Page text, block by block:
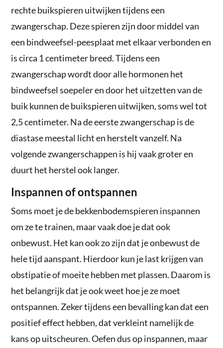
rechte buikspieren uitwijken tijdens een
zwangerschap. Deze spieren zijn door middel van
een bindweefsel-peesplaat met elkaar verbonden en
is circa 1 centimeter breed. Tijdens een
zwangerschap wordt door alle hormonen het
bindweefsel soepeler en door het uitzetten van de
buik kunnen de buikspieren uitwijken, soms wel tot
2,5 centimeter. Na de eerste zwangerschap is de
diastase meestal licht en herstelt vanzelf. Na
volgende zwangerschappen is hij vaak groter en
duurt het herstel ook langer.
Inspannen of ontspannen
Soms moet je de bekkenbodemspieren inspannen
om ze te trainen, maar vaak doe je dat ook
onbewust. Het kan ook zo zijn dat je onbewust de
hele tijd aanspant. Hierdoor kun je last krijgen van
obstipatie of moeite hebben met plassen. Daarom is
het belangrijk dat je ook weet hoe je ze moet
ontspannen. Zeker tijdens een bevalling kan dat een
positief effect hebben, dat verkleint namelijk de
kans op uitscheuren. Oefen dus op inspannen, maar